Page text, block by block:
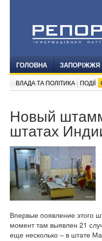
ГОЛОВНА ЗАПОРІЖЖЯ
ВЛАДА ТА ПОЛІТИКА ПОДІЇ
Новый
штатах
Впервые появление этого
момент там выявлен 21
еще несколько – в штате